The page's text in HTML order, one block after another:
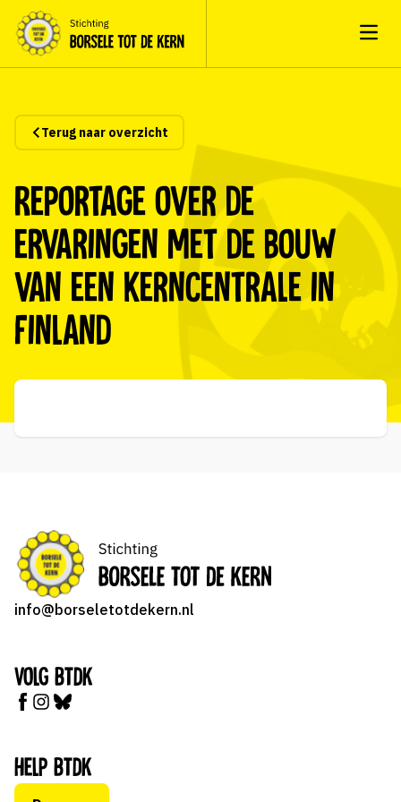
Terug naar overzicht
Reportage over de
ervaringen met de bouw
van een kerncentrale in
Finland
info@borseletotdekern.nl
Volg BTDK
Help BTDK